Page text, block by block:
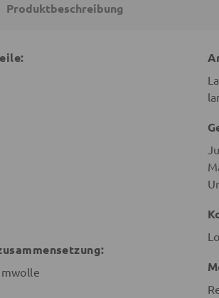
Produktbeschreibung